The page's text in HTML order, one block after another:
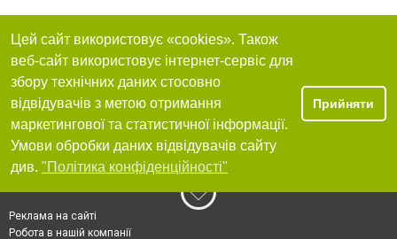
Цей сайт використовує «cookies». Також
веб-сайт використовує інтернет-сервіс для
збору технічних даних стосовно
відвідувачів з метою отримання
маркетингової та статистичної інформації.
Умови обробки даних відвідувачів сайту
див. "Політика конфіденційності"
Прийняти
Реклама на сайті
Робота в нашій компанії